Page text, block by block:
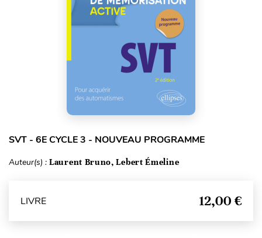
SVT - 6E CYCLE 3 - NOUVEAU PROGRAMME
Auteur(s) : Laurent Bruno, Lebert Émeline
LIVRE 12,00 €